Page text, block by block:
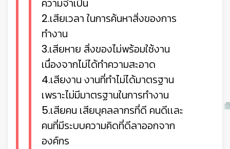
ความจำเป็น
2.เสียเวลา ในการค้นหาสิ่งของการ
ทำงาน
3.เสียหาย สิ่งของไม่พร้อมใช้งาน
เนื่องจากไม่ได้ทำความสะอาด
4.เสียงาน งานที่ทำไม่ได้มาตรฐาน
เพราะไม่มีมาตรฐานในการทำงาน
5.เสียคน เสียบุคลลากรที่ดี คนดีเเละ
คนที่มีระบบความคิดที่ดีลาออกจาก
องค์กร